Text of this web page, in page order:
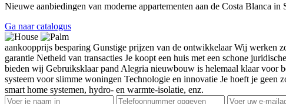
Nieuwe aanbiedingen van moderne appartementen aan de Costa Blanca
Ga naar catalogus
aankoopprijs besparing Gunstige prijzen van de ontwikkelaar Wij werken
garantie Netheid van transacties Je koopt een huis met een schone
bieden wij Gebruiksklaar pand Alegria nieuwbouw is helemaal klaar voor
systeem voor slimme woningen Technologie en innovatie Je hoeft je geen
smart home systemen, hydro- en warmte-isolatie, enz.